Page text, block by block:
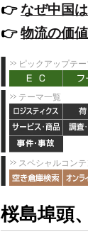
👉️なぜ中国
👉️物流の価
ピックアップテ
テーマ一覧
スペシャルコン
桜島埠頭